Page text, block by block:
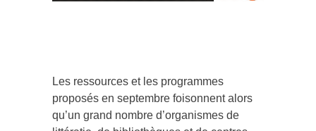
Les ressources et les programmes
proposés en septembre foisonnent alors
qu’un grand nombre d’organismes de